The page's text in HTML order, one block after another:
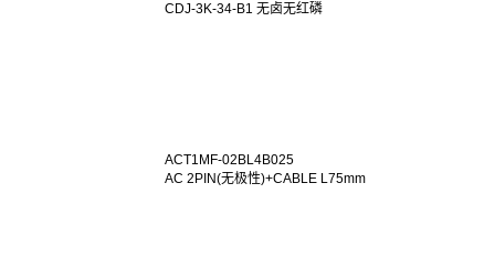
CDJ-3K-34-B1 无卤无红磷
ACT1MF-02BL4B025
AC 2PIN(无极性)+CABLE L75mm